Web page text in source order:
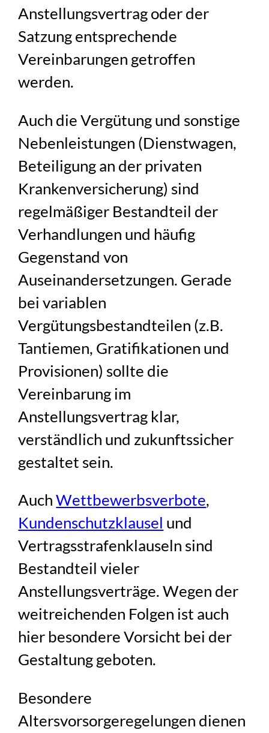
Anstellungsvertrag oder der
Satzung entsprechende
Vereinbarungen getroffen
werden.
Auch die Vergütung und sonstige
Nebenleistungen (Dienstwagen,
Beteiligung an der privaten
Krankenversicherung) sind
regelmäßiger Bestandteil der
Verhandlungen und häufig
Gegenstand von
Auseinandersetzungen. Gerade
bei variablen
Vergütungsbestandteilen (z.B.
Tantiemen, Gratifikationen und
Provisionen) sollte die
Vereinbarung im
Anstellungsvertrag klar,
verständlich und zukunftssicher
gestaltet sein.
AuchWettbewerbsverbote,
Kundenschutzklausel und
Vertragsstrafenklauseln sind
Bestandteil vieler
Anstellungsverträge. Wegen der
weitreichenden Folgen ist auch
hier besondere Vorsicht bei der
Gestaltung geboten.
Besondere
Altersvorsorgeregelungen dienen